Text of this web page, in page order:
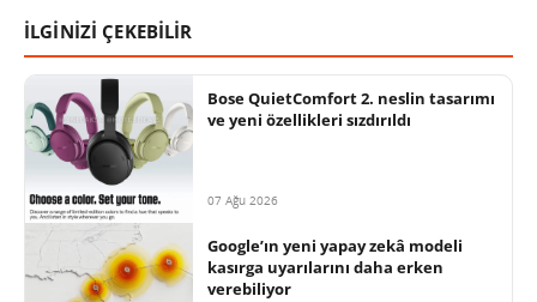
İLGİNİZİ ÇEKEBİLİR
Bose QuietComfort 2. neslin tasarımı
ve yeni özellikleri sızdırıldı
07 Ağu 2026
Google’ın yeni yapay zekâ modeli
kasırga uyarılarını daha erken
verebiliyor